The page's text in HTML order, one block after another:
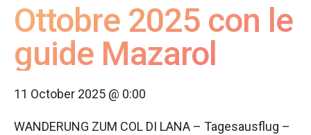
Ottobre 2025 con le
guide Mazarol
11 October 2025 @ 0:00
WANDERUNG ZUM COL DI LANA – Tagesausflug –